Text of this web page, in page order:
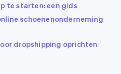
te starten: een gids
schoenenonderneming
dropshipping oprichten